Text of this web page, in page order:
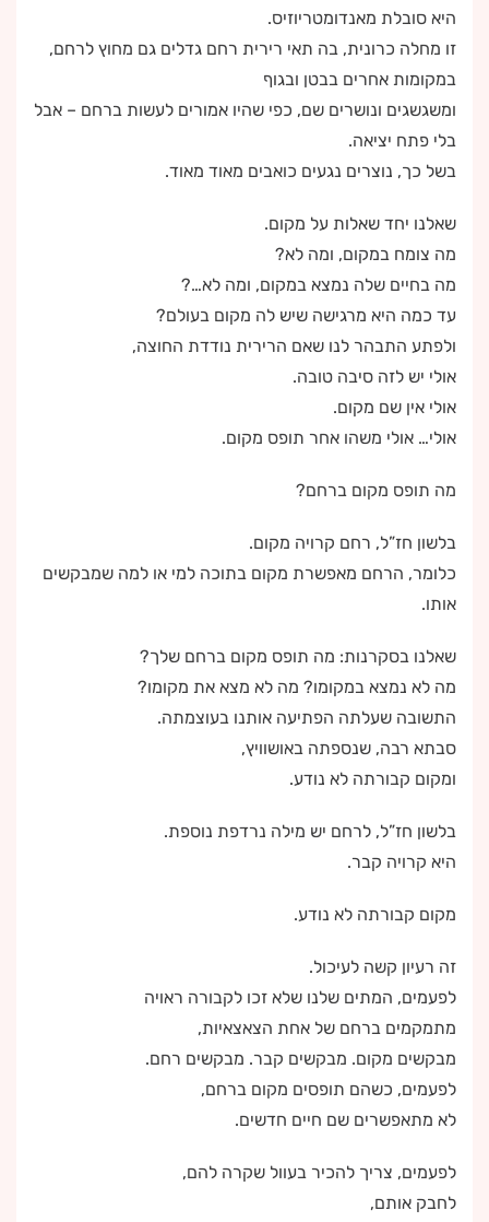
היא סובלת מאנדומטריוזיס.
זו מחלה כרונית, בה תאי רירית רחם גדלים גם מחוץ לרחם,
במקומות אחרים בבטן ובגוף
ומשגשגים ונושרים שם, כפי שהיו אמורים לעשות ברחם – אבל
בלי פתח יציאה.
בשל כך, נוצרים נגעים כואבים מאוד מאוד.
שאלנו יחד שאלות על מקום.
מה צומח במקום, ומה לא?
מה בחיים שלה נמצא במקום, ומה לא…?
עד כמה היא מרגישה שיש לה מקום בעולם?
ולפתע התבהר לנו שאם הרירית נודדת החוצה,
אולי יש לזה סיבה טובה.
אולי אין שם מקום.
אולי… אולי משהו אחר תופס מקום.
מה תופס מקום ברחם?
בלשון חז”ל, רחם קרויה מקום.
כלומר, הרחם מאפשרת מקום בתוכה למי או למה שמבקשים
אותו.
שאלנו בסקרנות: מה תופס מקום ברחם שלך?
מה לא נמצא במקומו? מה לא מצא את מקומו?
התשובה שעלתה הפתיעה אותנו בעוצמתה.
סבתא רבה, שנספתה באושוויץ,
ומקום קבורתה לא נודע.
בלשון חז”ל, לרחם יש מילה נרדפת נוספת.
היא קרויה קבר.
מקום קבורתה לא נודע.
זה רעיון קשה לעיכול.
לפעמים, המתים שלנו שלא זכו לקבורה ראויה
מתמקמים ברחם של אחת הצאצאיות,
מבקשים מקום. מבקשים קבר. מבקשים רחם.
לפעמים, כשהם תופסים מקום ברחם,
לא מתאפשרים שם חיים חדשים.
לפעמים, צריך להכיר בעוול שקרה להם,
לחבק אותם,